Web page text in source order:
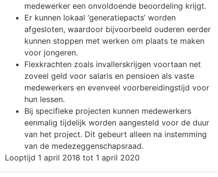
medewerker een onvoldoende beoordeling krijgt.
Er kunnen lokaal ‘generatiepacts’ worden
afgesloten, waardoor bijvoorbeeld ouderen eerder
kunnen stoppen met werken om plaats te maken
voor jongeren.
Flexkrachten zoals invallerskrijgen voortaan net
zoveel geld voor salaris en pensioen als vaste
medewerkers en evenveel voorbereidingstijd voor
hun lessen.
Bij specifieke projecten kunnen medewerkers
eenmalig tijdelijk worden aangesteld voor de duur
van het project. Dit gebeurt alleen na instemming
van de medezeggenschapsraad.
Looptijd 1 april 2018 tot 1 april 2020